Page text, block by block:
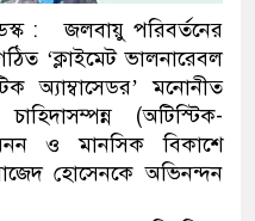
যে ভাবে ডেভিড ইমনের কাছে
খান’
অবৈধ বিদেশি পিস্তল,
কিশোর গ্যাংয়ের চার শিশু
ডাকাতির প্রস্তুতিকালে
: জলবায়ু পরিবর্তনের
‘ক্লাইমেট ভালনারেবল
অ্যাম্বাসেডর’ মনোনীত
(অটিস্টিক-
ও মানসিক বিকাশে
হোসেনকে অভিনন্দন